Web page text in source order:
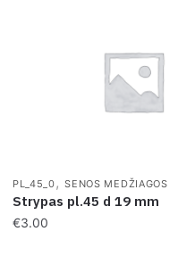
PL_45_0 ,SENOS MEDŽIAGOS
Strypas pl.45 d 19 mm
€3.00